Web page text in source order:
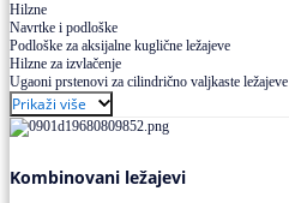
Hilzne
Navrtke i podloške
Podloške za aksijalne kuglične ležajeve
Hilzne za izvlačenje
Ugaoni prstenovi za cilindrično valjkaste ležajeve
Prikaži više
Kombinovani ležajevi